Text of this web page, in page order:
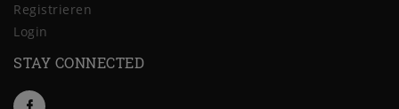
Registrieren
Login
STAY CONNECTED